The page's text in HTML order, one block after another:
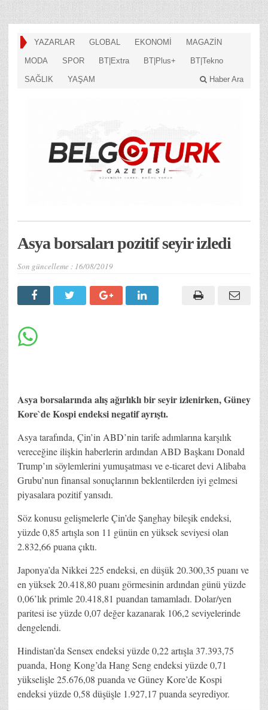
YAZARLAR GLOBAL EKONOMİ MAGAZİN
MODA SPOR BT|Extra BT|Plus+ BT|Tekno
SAĞLIK YAŞAM Haber Ara
Asya borsaları pozitif seyir izledi
Son güncelleme : 16/08/2019
Asya borsalarında alış ağırlıklı bir seyir izlenirken, Güney
Kore`de Kospi endeksi negatif ayrıştı.
Asya tarafında, Çin’in ABD’nin tarife adımlarına karşılık
vereceğine ilişkin haberlerin ardından ABD Başkanı Donald
Trump’ın söylemlerini yumuşatması ve e-ticaret devi Alibaba
Grubu’nun finansal sonuçlarının beklentilerden iyi gelmesi
piyasalara pozitif yansıdı.
Söz konusu gelişmelerle Çin’de Şanghay bileşik endeksi,
yüzde 0,85 artışla son 11 günün en yüksek seviyesi olan
2.832,66 puana çıktı.
Japonya’da Nikkei 225 endeksi, en düşük 20.300,35 puanı ve
en yüksek 20.418,80 puanı görmesinin ardından günü yüzde
0,06’lık primle 20.418,81 puandan tamamladı. Dolar/yen
paritesi ise yüzde 0,07 değer kazanarak 106,2 seviyelerinde
dengelendi.
Hindistan’da Sensex endeksi yüzde 0,22 artışla 37.393,75
puanda, Hong Kong’da Hang Seng endeksi yüzde 0,71
yükselişle 25.676,08 puanda ve Güney Kore’de Kospi
endeksi yüzde 0,58 düşüşle 1.927,17 puanda seyrediyor.